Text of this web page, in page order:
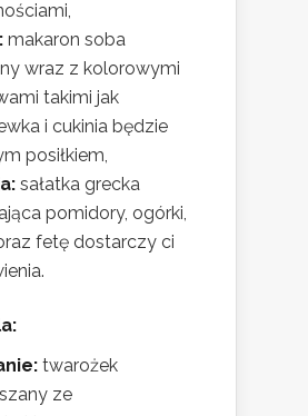
makaron soba
wraz z kolorowymi
takimi jak
i cukinia będzie
posiłkiem,
sałatka grecka
pomidory, ogórki,
fetę dostarczy ci
twarożek
ze